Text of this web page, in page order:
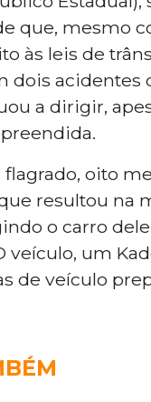
que, mesmo
às leis de
dois acidentes
a dirigir,
oito
resultou na
o carro
veículo, um
de veículo